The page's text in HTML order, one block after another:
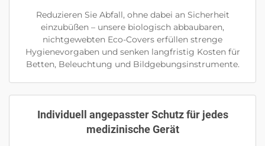
Reduzieren Sie Abfall, ohne dabei an Sicherheit
einzubüßen – unsere biologisch abbaubaren,
nichtgewebten Eco-Covers erfüllen strenge
Hygienevorgaben und senken langfristig Kosten für
Betten, Beleuchtung und Bildgebungsinstrumente.
Individuell angepasster Schutz für jedes
medizinische Gerät